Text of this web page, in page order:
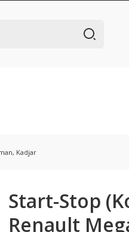
Kadjar
Start-Stop
Renault